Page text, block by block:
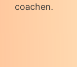
coachen.